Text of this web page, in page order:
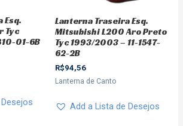
Esq.
Tyc
01-6B
Lanterna Traseira Esq.
Mitsubishi L200 Aro Preto
Tyc 1993/2003 – 11-1547-
62-2B
R$94,56
Lanterna de Canto
Add a Lista de Desejos